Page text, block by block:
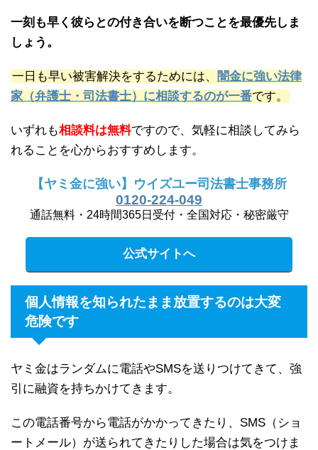
一刻も早く彼らとの付き合いを断つことを最優先しま
しょう。
一日も早い被害解決をするためには、
闇金に強い法律
家（弁護士・司法書士）に相談するのが一番です。
いずれも相談料は無料ですので、気軽に相談してみら
れることを心からおすすめします。
【ヤミ金に強い】ウイズユー司法書士事務所
0120-224-049
通話無料・24時間365日受付・全国対応・秘密厳守
公式サイトへ
個人情報を知られたまま放置するのは大変
危険です
ヤミ金はランダムに電話やSMSを送りつけてきて、強
引に融資を持ちかけてきます。
この電話番号から電話がかかってきたり、SMS（ショ
ートメール）が送られてきたりした場合は気をつけま